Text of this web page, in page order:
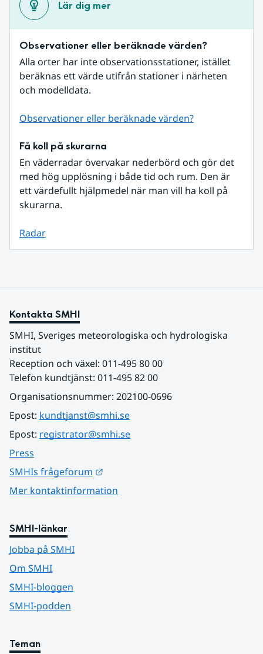
Lär dig mer
Observationer eller beräknade värden?
Alla orter har inte observationsstationer, istället
beräknas ett värde utifrån stationer i närheten
och modelldata.
Observationer eller beräknade värden?
Få koll på skurarna
En väderradar övervakar nederbörd och gör det
med hög upplösning i både tid och rum. Den är
ett värdefullt hjälpmedel när man vill ha koll på
skurarna.
Radar
Kontakta SMHI
SMHI, Sveriges meteorologiska och hydrologiska
institut
Reception och växel: 011-495 80 00
Telefon kundtjänst: 011-495 82 00
Organisationsnummer: 202100-0696
Epost: kundtjanst@smhi.se
Epost: registrator@smhi.se
Press
SMHIs frågeforum
Mer kontaktinformation
SMHI-länkar
Jobba på SMHI
Om SMHI
SMHI-bloggen
SMHI-podden
Teman